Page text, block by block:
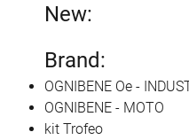
New:
Brand:
OGNIBENE Oe -
OGNIBENE - MOTO
kit Trofeo